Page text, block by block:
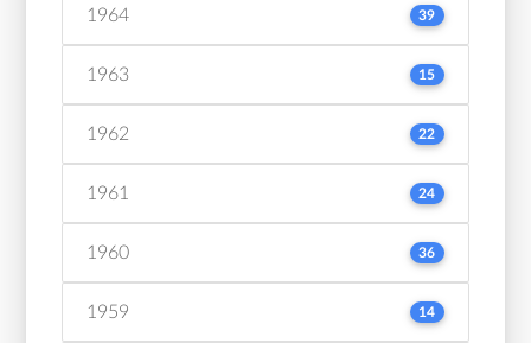
1964 39
1963 15
1962 22
1961 24
1960 36
1959 14